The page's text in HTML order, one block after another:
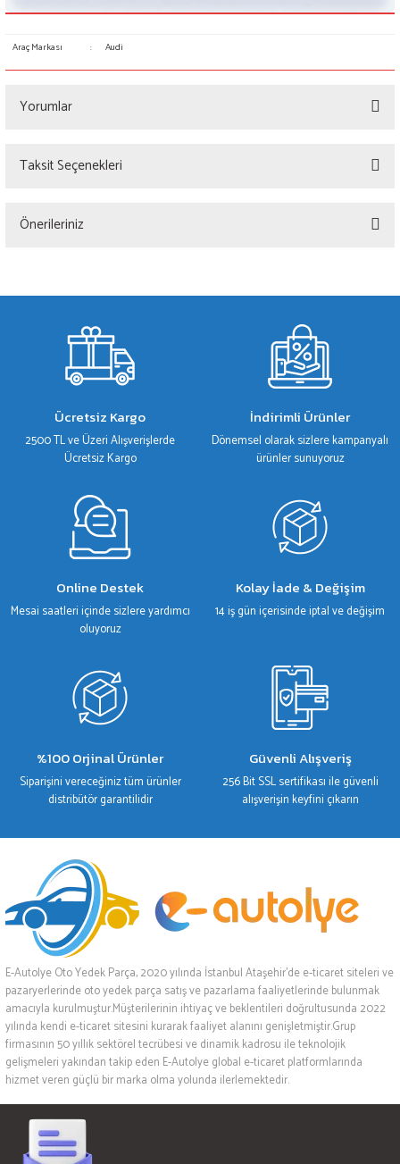
Araç Markası : Audi
Yorumlar
Taksit Seçenekleri
Önerileriniz
gördüğünüz noktaları öneri formunu kullanarak tarafımıza iletebilirsiniz.
Ürün resmi kalitesiz, bozuk veya görüntülenemiyor.
Ürün açıklamasında eksik bilgiler bulunuyor.
Ürün fiyatı diğer sitelerden daha pahalı.
Bu ürüne benzer farklı alternatifler olmalı.
Ücretsiz Kargo
2500 TL ve Üzeri Alışverişlerde
Ücretsiz Kargo
İndirimli Ürünler
Dönemsel olarak sizlere kampanyalı
ürünler sunuyoruz
Online Destek
Mesai saatleri içinde sizlere yardımcı
oluyoruz
Kolay İade & Değişim
14 iş gün içerisinde iptal ve değişim
%100 Orjinal Ürünler
Siparişini vereceğiniz tüm ürünler
distribütör garantilidir
Güvenli Alışveriş
256 Bit SSL sertifikası ile güvenli
alışverişin keyfini çıkarın
E-Autolye Oto Yedek Parça, 2020 yılında İstanbul Ataşehir’de e-ticaret siteleri ve
pazaryerlerinde oto yedek parça satış ve pazarlama faaliyetlerinde bulunmak
amacıyla kurulmuştur.Müşterilerinin ihtiyaç ve beklentileri doğrultusunda 2022
yılında kendi e-ticaret sitesini kurarak faaliyet alanını genişletmiştir.Grup
firmasının 50 yıllık sektörel tecrübesi ve dinamik kadrosu ile teknolojik
gelişmeleri yakından takip eden E-Autolye global e-ticaret platformlarında
hizmet veren güçlü bir marka olma yolunda ilerlemektedir.